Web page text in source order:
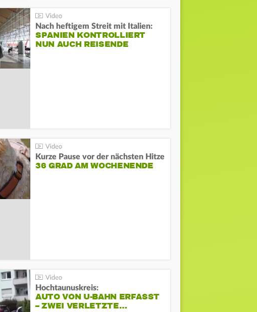
Nach heftigem Streit mit Italien:
SPANIEN KONTROLLIERT
NUN AUCH REISENDE
Kurze Pause vor der nächsten Hitze
36 GRAD AM WOCHENENDE
Hochtaunuskreis:
AUTO VON U-BAHN ERFASST
– ZWEI VERLETZTE…